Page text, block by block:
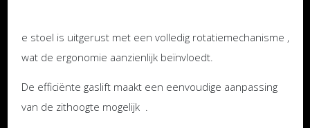
e stoel is uitgerust met een volledig rotatiemechanisme ,
wat de ergonomie aanzienlijk beïnvloedt.
De efficiënte gaslift maakt een eenvoudige aanpassing
van de zithoogte mogelijk .